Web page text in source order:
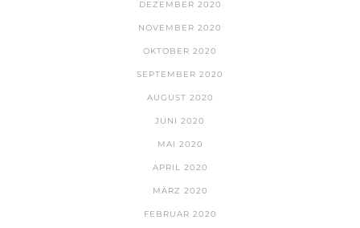
DEZEMBER 2020
NOVEMBER 2020
OKTOBER 2020
SEPTEMBER 2020
AUGUST 2020
JUNI 2020
MAI 2020
APRIL 2020
MÄRZ 2020
FEBRUAR 2020